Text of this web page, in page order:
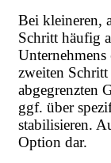
Bei kleineren,
Schritt häufig
zweiten
abgegrenzten
ggf. über
stabilisieren.
Option dar.